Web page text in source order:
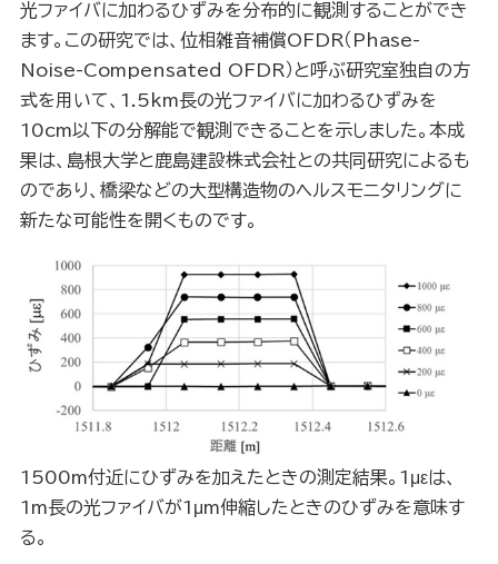
光ファイバに加わるひずみを分布的に観測することができ
ます。この研究では、位相雑音補償OFDR（Phase-
Noise-Compensated OFDR）と呼ぶ研究室独自の方
式を用いて、1.5km長の光ファイバに加わるひずみを
10cm以下の分解能で観測できることを示しました。本成
果は、島根大学と鹿島建設株式会社との共同研究によるも
のであり、橋梁などの大型構造物のヘルスモニタリングに
新たな可能性を開くものです。
1500m付近にひずみを加えたときの測定結果。1μεは、
1m長の光ファイバが1μm伸縮したときのひずみを意味す
る。